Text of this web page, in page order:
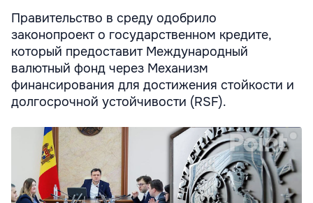
Правительство в среду одобрило
законопроект о государственном кредите,
который предоставит Международный
валютный фонд через Механизм
финансирования для достижения стойкости и
долгосрочной устойчивости (RSF).